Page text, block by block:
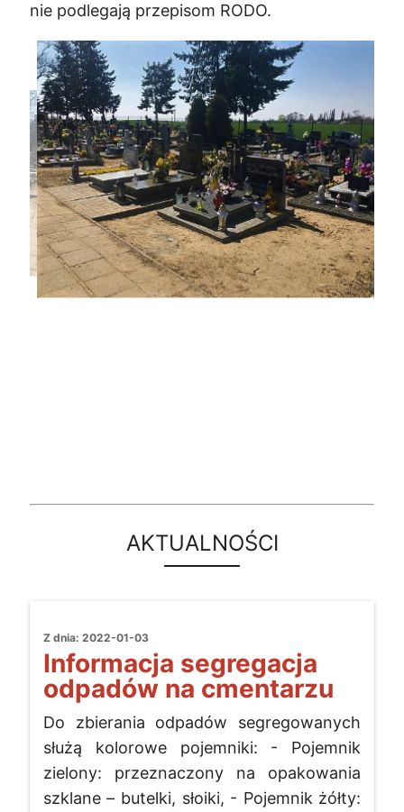
nie podlegają przepisom RODO.
AKTUALNOŚCI
Z dnia: 2022-01-03
Informacja segregacja
odpadów na cmentarzu
Do zbierania odpadów segregowanych
służą kolorowe pojemniki: - Pojemnik
zielony: przeznaczony na opakowania
szklane – butelki, słoiki, - Pojemnik żółty: